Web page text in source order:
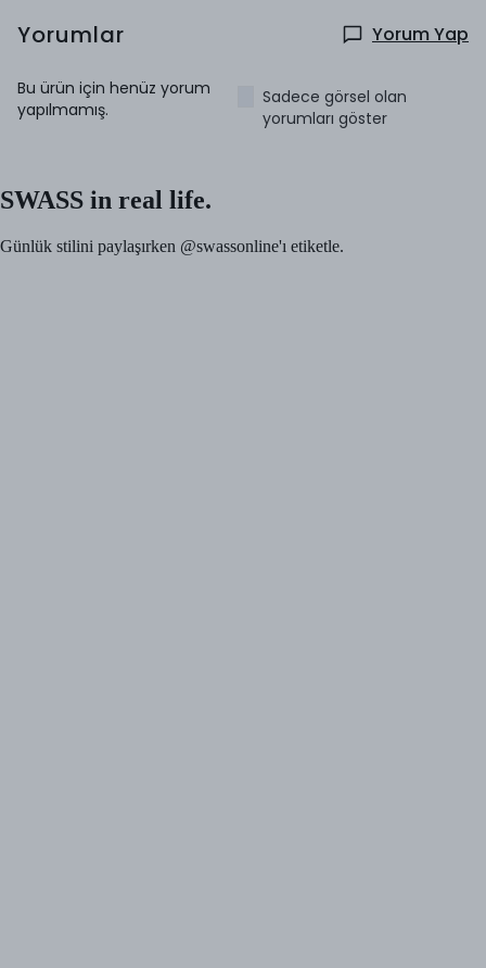
Yorumlar Yorum Yap
Bu ürün için henüz yorum
yapılmamış.
Sadece görsel olan
yorumları göster